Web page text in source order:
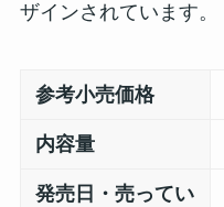
ザインされています。
参考小売価格
内容量
発売日・売ってい